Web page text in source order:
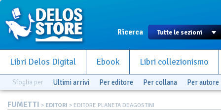
Ricerca
Libri Delos Digital Ebook Libri collezionismo
Sfoglia per Ultimi arrivi Per editore Per collana Per autore
FUMETTI > EDITORI > EDITORE PLANETA DEAGOSTINI